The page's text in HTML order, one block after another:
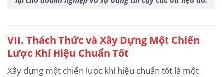
VII. Thách Thức và Xây Dựng Một Chiến
Lược Khí Hiệu Chuẩn Tốt
Xây dựng một chiến lược khí hiệu chuẩn tốt là một